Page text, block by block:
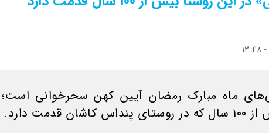
ماه مبارک رمضان آیین کهن سحرخوانی است؛
دارد.